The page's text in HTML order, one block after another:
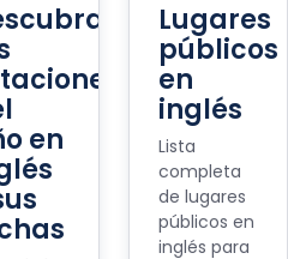
en
Lugares
públicos
en
inglés
Lista
completa
de lugares
públicos en
inglés para